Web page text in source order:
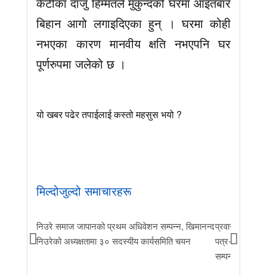
बिहान आगो लगाइदिएका हुन् । घरमा कोही
नभएका कारण मानवीय क्षति नभएपनि घर
पूर्णरुपमा जलेको छ ।
यो खबर पढेर तपाईलाई कस्तो महसुस भयो ?
मिल्दोजुल्दो समाचारहरू
निउरे समाज जापानको प्रथम अधिवेशन सम्पन्न, खिमानन्द
निउरेको अध्यक्षतामा ३० सदस्यीय कार्यसमिति चयन
प्रवास र
पत्र-२०२६
सम्पन्न